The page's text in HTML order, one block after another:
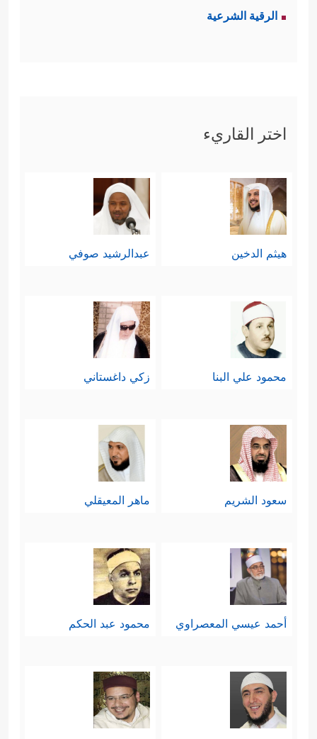
الرقية الشرعية
اختر القاريء
هيثم الدخين عبدالرشيد صوفي
محمود علي البنا زكي داغستاني
سعود الشريم ماهر المعيقلي
أحمد عيسي المعصراوي محمود عبد الحكم